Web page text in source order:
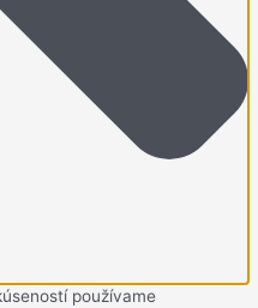
používame